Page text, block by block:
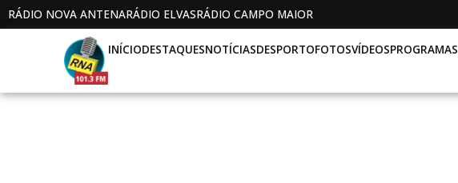
RÁDIO NOVA ANTENARÁDIO ELVASRÁDIO CAMPO MAIOR
INÍCIODESTAQUESNOTÍCIASDESPORTOFOTOSVÍDEOSPROGRAMAS